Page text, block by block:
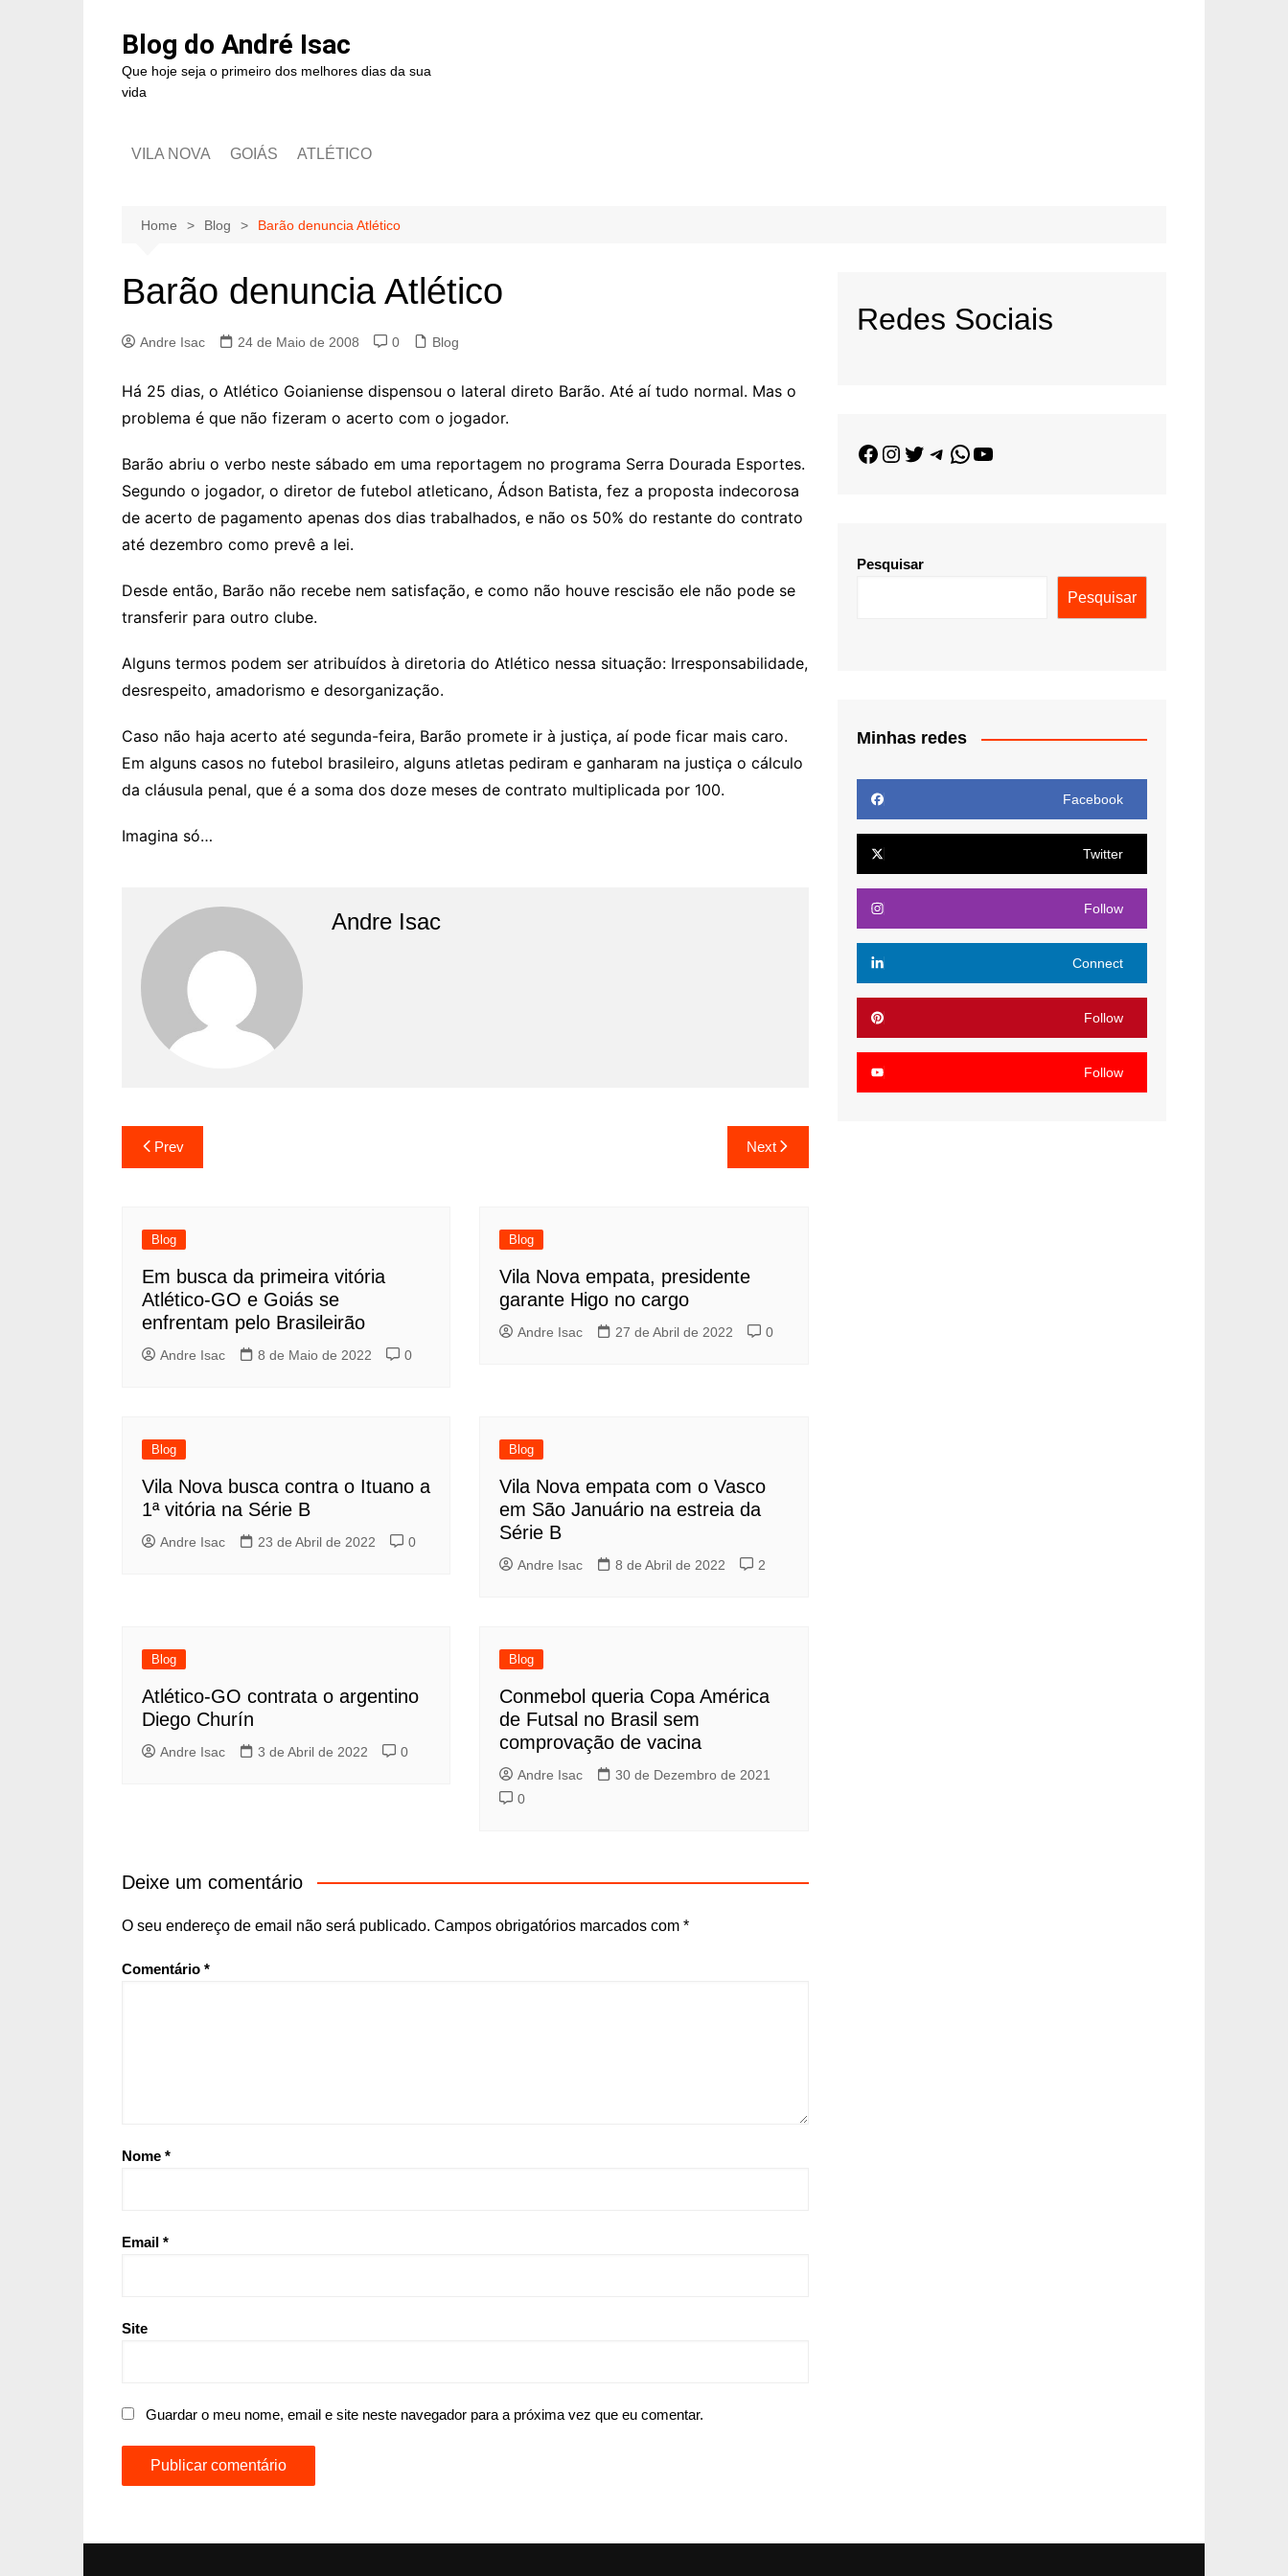
Blog do André Isac
Que hoje seja o primeiro dos melhores dias da sua
vida
VILA NOVA GOIÁS ATLÉTICO
Home Blog Barão denuncia Atlético
Barão denuncia Atlético
Andre Isac 24 de Maio de 2008 0 Blog
Há 25 dias, o Atlético Goianiense dispensou o lateral direto Barão. Até aí tudo normal. Mas o
problema é que não fizeram o acerto com o jogador.
Barão abriu o verbo neste sábado em uma reportagem no programa Serra Dourada Esportes.
Segundo o jogador, o diretor de futebol atleticano, Ádson Batista, fez a proposta indecorosa
de acerto de pagamento apenas dos dias trabalhados, e não os 50% do restante do contrato
até dezembro como prevê a lei.
Desde então, Barão não recebe nem satisfação, e como não houve rescisão ele não pode se
transferir para outro clube.
Alguns termos podem ser atribuídos à diretoria do Atlético nessa situação: Irresponsabilidade,
desrespeito, amadorismo e desorganização.
Caso não haja acerto até segunda-feira, Barão promete ir à justiça, aí pode ficar mais caro.
Em alguns casos no futebol brasileiro, alguns atletas pediram e ganharam na justiça o cálculo
da cláusula penal, que é a soma dos doze meses de contrato multiplicada por 100.
Imagina só…
Andre Isac
Prev Next
Blog
Em busca da primeira vitória
Atlético-GO e Goiás se
enfrentam pelo Brasileirão
Andre Isac 8 de Maio de 2022 0
Blog
Vila Nova empata, presidente
garante Higo no cargo
Andre Isac 27 de Abril de 2022 0
Blog
Vila Nova busca contra o Ituano a
1ª vitória na Série B
Andre Isac 23 de Abril de 2022 0
Blog
Vila Nova empata com o Vasco
em São Januário na estreia da
Série B
Andre Isac 8 de Abril de 2022 2
Blog
Atlético-GO contrata o argentino
Diego Churín
Andre Isac 3 de Abril de 2022 0
Blog
Conmebol queria Copa América
de Futsal no Brasil sem
comprovação de vacina
Andre Isac
30 de Dezembro de 2021
0
Deixe um comentário
O seu endereço de email não será publicado. Campos obrigatórios marcados com *
Comentário *
Nome *
Email *
Site
Guardar o meu nome, email e site neste navegador para a próxima vez que eu comentar.
Redes Sociais
Pesquisar
Pesquisar
Minhas redes
Facebook
Twitter
Follow
Connect
Follow
Follow